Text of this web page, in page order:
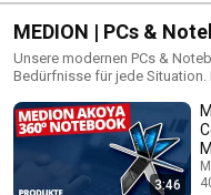
MEDION | PCs &
Unsere modernen PCs &
Bedürfnisse für jede Situation. Facebook:
http://bit.ly/2gHTiNS Wir bei MEDION machen neueste Technologien für
alle zugänglich. Ohne viel
Sonderfunktionen, aber mit
moderne Technik zu einem
3:46